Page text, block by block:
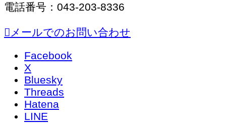
電話番号：043-203-8336
メールでのお問い合わせ
Facebook
X
Bluesky
Threads
Hatena
LINE